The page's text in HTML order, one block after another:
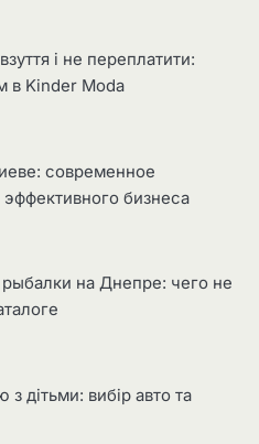
і не переплатити:
в Kinder Moda
современное
бизнеса
на Днепре: чего не
дітьми: вибір авто та